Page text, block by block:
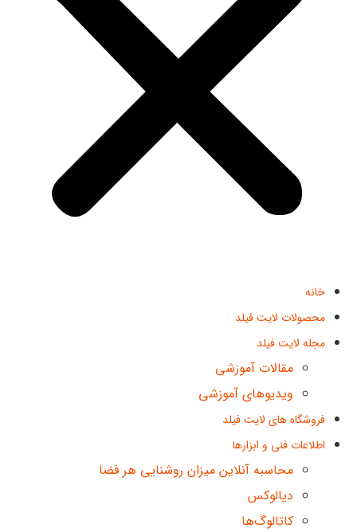
خانه
محصولات لایت فیلد
مجله لایت فیلد
مقالات آموزشی
ویدیوهای آموزشی
فروشگاه های لایت فیلد
اطلاعات فنی و ابزارها
محاسبه آنلاین میزان روشنایی هر فضا
دیالوکس
کاتالوگ‌ها